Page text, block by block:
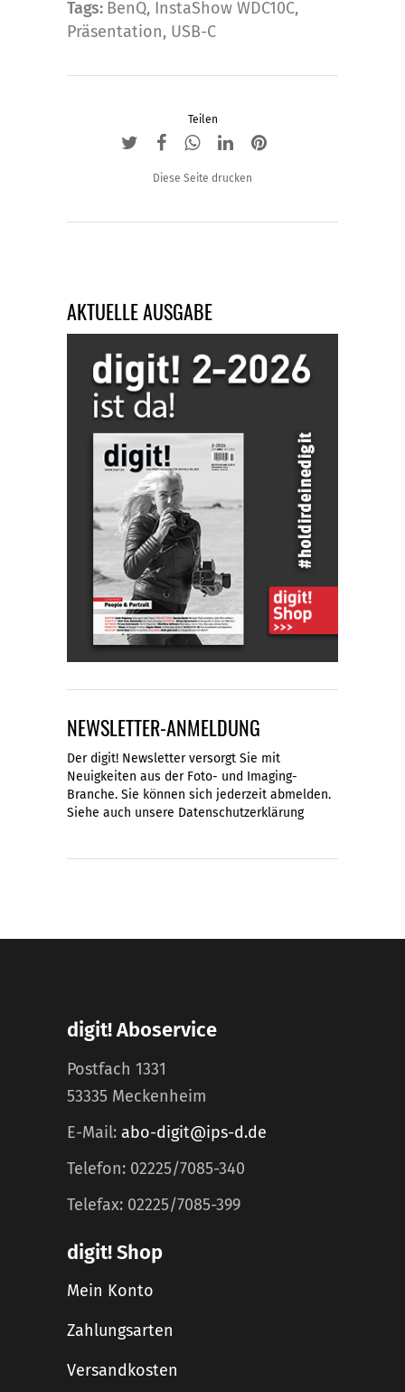
Tags: BenQ, InstaShow WDC10C,
Präsentation, USB-C
Teilen
Diese Seite drucken
AKTUELLE AUSGABE
NEWSLETTER-ANMELDUNG
Der digit! Newsletter versorgt Sie mit
Neuigkeiten aus der Foto- und Imaging-
Branche. Sie können sich jederzeit abmelden.
Siehe auch unsere Datenschutzerklärung
digit! Aboservice
Postfach 1331
53335 Meckenheim
E-Mail: abo-digit@ips-d.de
Telefon: 02225/7085-340
Telefax: 02225/7085-399
digit! Shop
Mein Konto
Zahlungsarten
Versandkosten